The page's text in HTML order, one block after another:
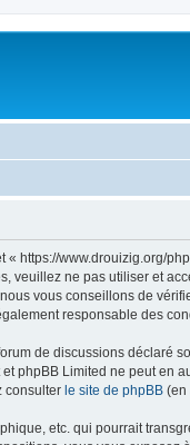
https://www.drouizig.org/
veuillez ne pas utiliser et
vous conseillons de
responsable des
de discussions déclaré
phpBB Limited ne peut en
consulter le site de phpBB (en
etc. qui pourrait